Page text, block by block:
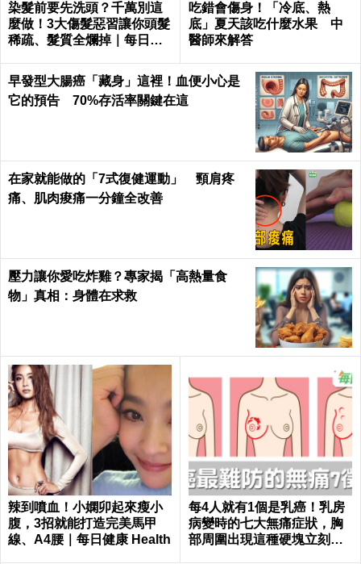
染髮前要先洗頭？千萬別這
麼做！3大傷髮惡習讓你頭髮
稀疏、髮質全爛掉｜每日健
吃錯會傷身！「冷底、熱
底」夏天該吃什麼水果 中
醫師來解答
早發型大腸癌「藏身」這裡！血便小心是
它的預告 70%存活率關鍵在這
在家就能做的「7式復健運動」 頸肩疼
痛、肌肉痠痛一分鐘全改善
壓力讓你愛吃炸雞？專家揭「高熱量食
物」真相：身體在求救
辣到噴血！小嫻卯起來瘦小
腹，3招就能打造完美馬甲
線、A4腰｜每日健康 Health
每4人就有1個是乳癌！乳房
病變時的七大無痛症狀，胸
部周圍出現這種硬塊立刻就